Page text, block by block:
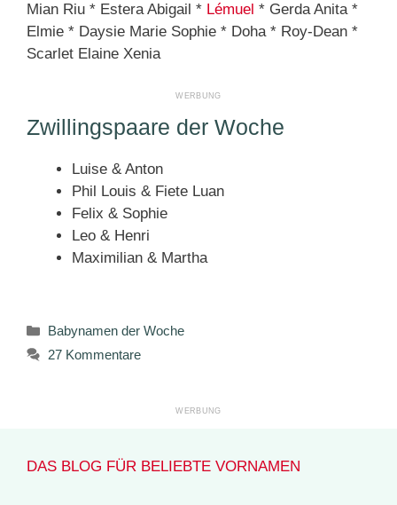
Mian Riu * Estera Abigail * Lémuel * Gerda Anita *
Elmie * Daysie Marie Sophie * Doha * Roy-Dean *
Scarlet Elaine Xenia
Zwillingspaare der Woche
Luise & Anton
Phil Louis & Fiete Luan
Felix & Sophie
Leo & Henri
Maximilian & Martha
Kategorien
Babynamen der Woche
27 Kommentare
DAS BLOG FÜR BELIEBTE VORNAMEN